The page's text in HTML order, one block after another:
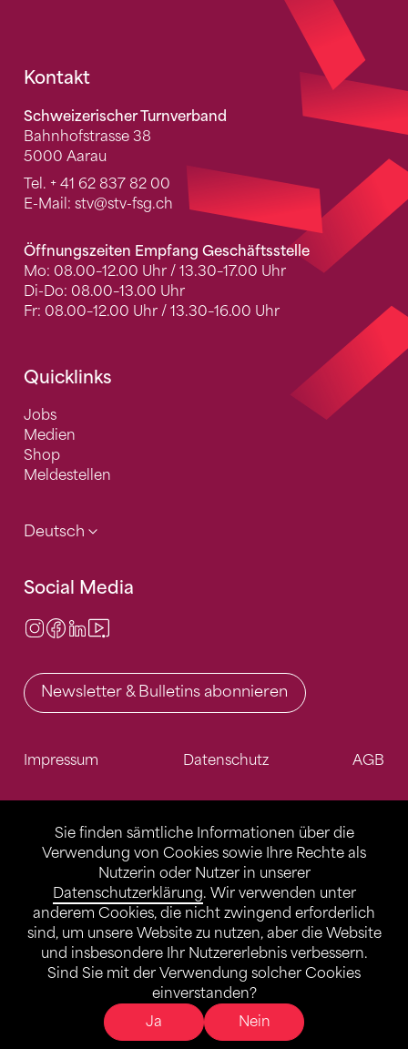
Sie finden sämtliche Informationen über die
Verwendung von Cookies sowie Ihre Rechte als
Nutzerin oder Nutzer in unserer
Datenschutzerklärung. Wir verwenden unter
anderem Cookies, die nicht zwingend erforderlich
sind, um unsere Website zu nutzen, aber die Website
und insbesondere Ihr Nutzererlebnis verbessern.
Sind Sie mit der Verwendung solcher Cookies
einverstanden?
Ja
Nein
Fusszeile
Kontakt
Schweizerischer Turnverband
Bahnhofstrasse 38
5000 Aarau
Tel. + 41 62 837 82 00
E-Mail: stv@stv-fsg.ch
Öffnungszeiten Empfang Geschäftsstelle
Mo: 08.00–12.00 Uhr / 13.30–17.00 Uhr
Di-Do: 08.00–13.00 Uhr
Fr: 08.00–12.00 Uhr / 13.30–16.00 Uhr
Quicklinks
Jobs
Medien
Shop
Meldestellen
Deutsch
Social Media
Instagram
Facebook
LinkedIn
Newsletter & Bulletins abonnieren
Impressum Datenschutz AGB